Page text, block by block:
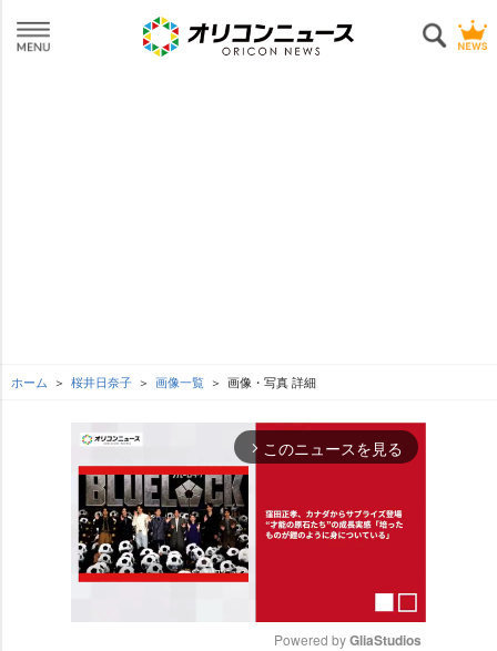
ホーム 桜井日奈子 画像一覧 画像・写真 詳細
arrow_forward_ios このニュースを見る
Powered by GliaStudios